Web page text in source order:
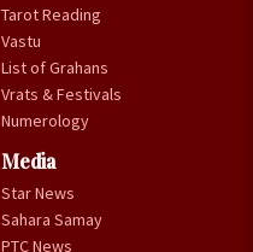
Tarot Reading
Vastu
List of Grahans
Vrats & Festivals
Numerology
Media
Star News
Sahara Samay
PTC News